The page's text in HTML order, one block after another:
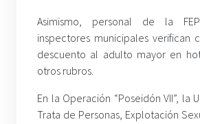
Asimismo, personal de la
inspectores municipales verifican
descuento al adulto mayor en
otros rubros.
En la Operación “Poseidón VII”, la
Trata de Personas, Explotación